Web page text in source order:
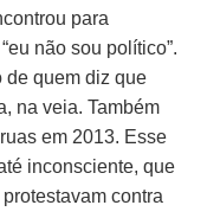
para
não sou político”.
de quem diz que
na veia. Também
em 2013. Esse
inconsciente, que
contra